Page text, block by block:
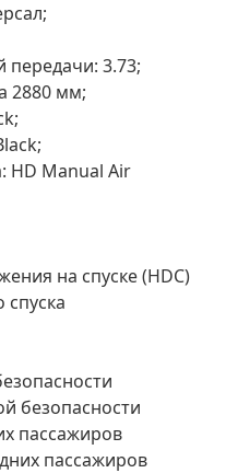
передачи: 3.73;
2880 мм;
HD Manual Air
на спуске (HDC)
безопасности
пассажиров
пассажиров